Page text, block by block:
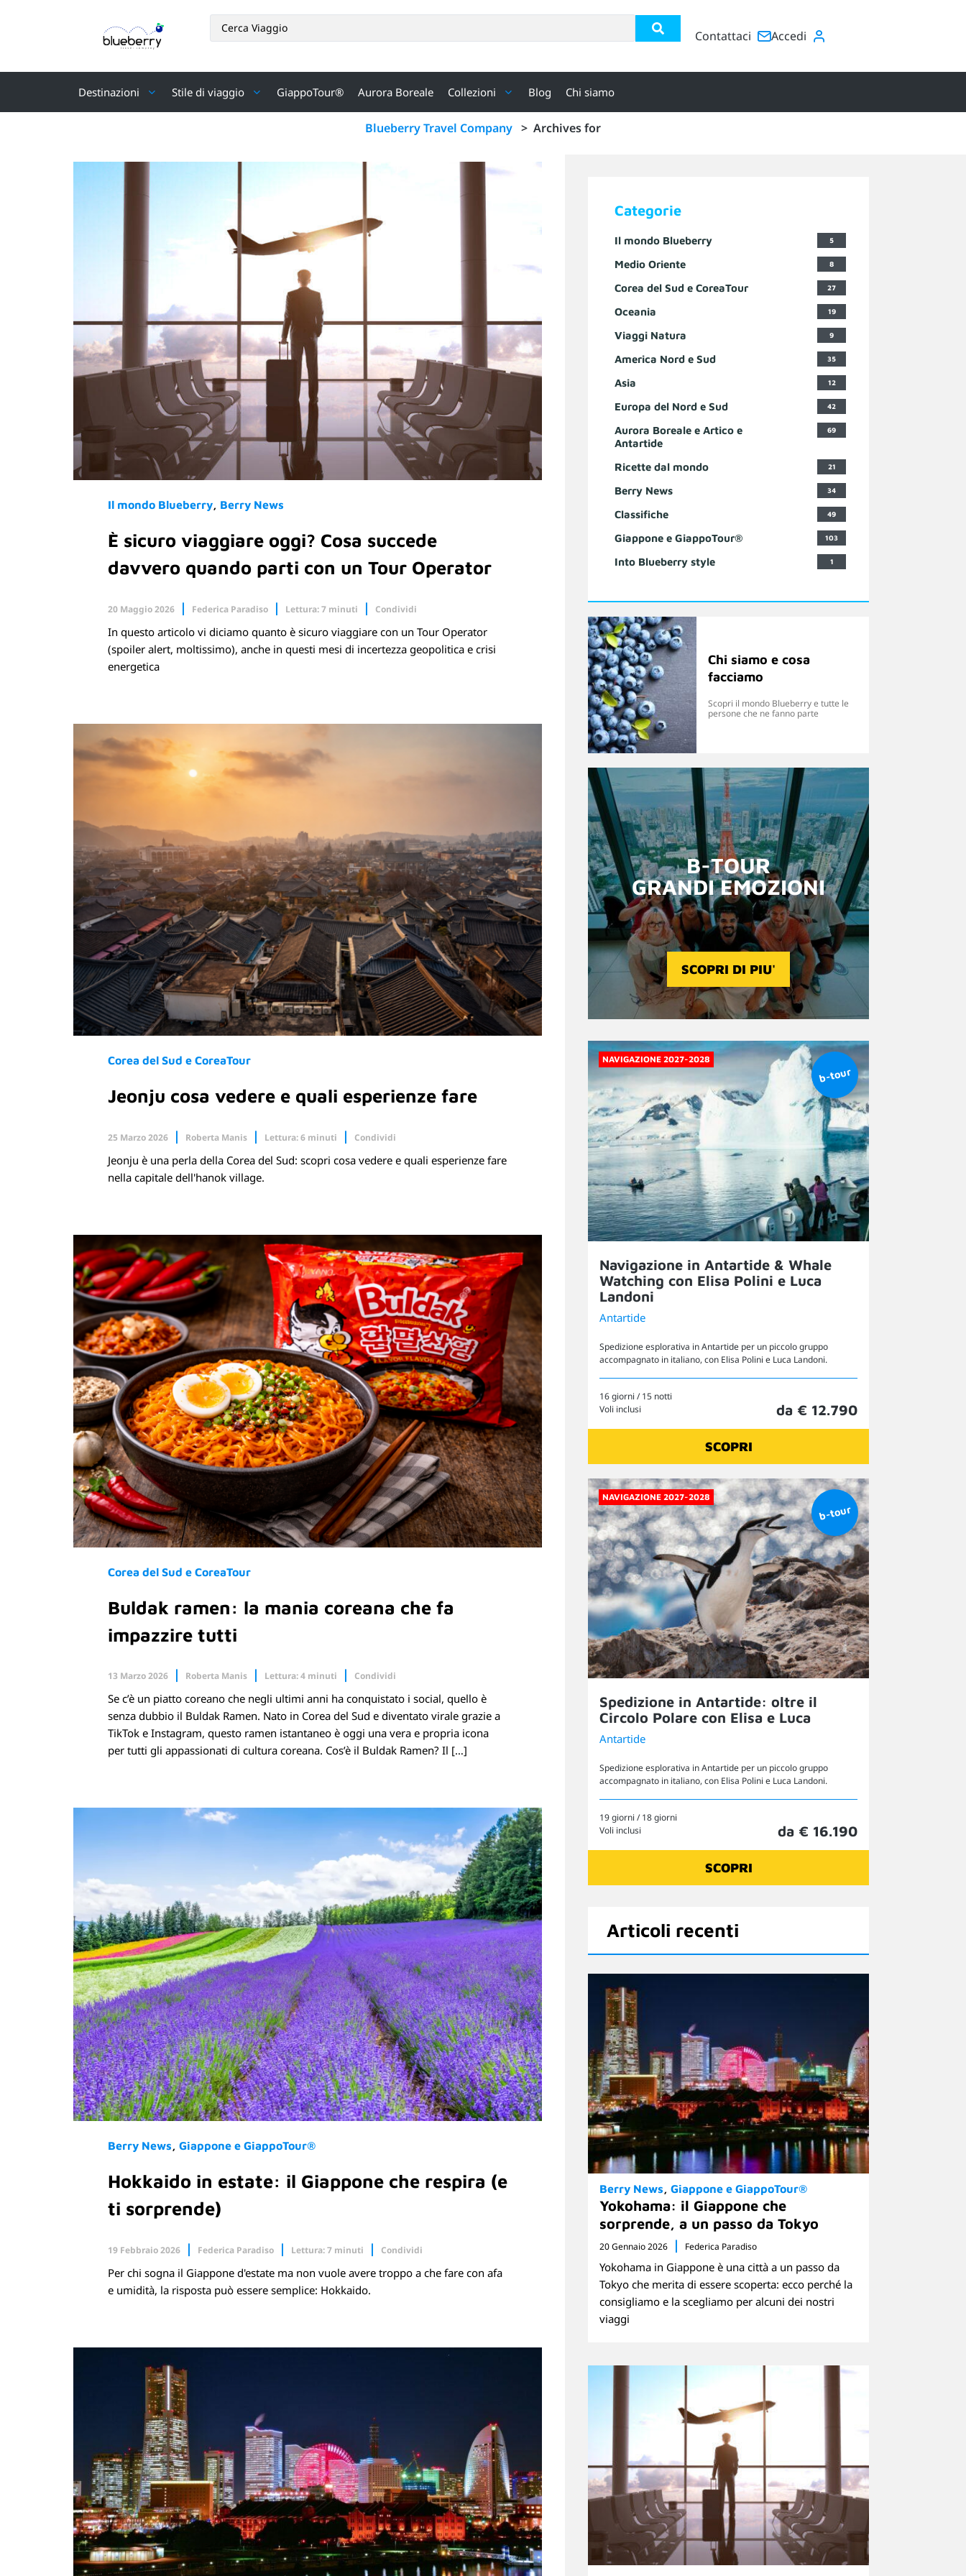
Contattaci Accedi
Destinazioni Stile di viaggio GiappoTour® Aurora Boreale Collezioni Blog Chi siamo
Blueberry Travel Company > Archives for
Il mondo Blueberry Berry News
È sicuro viaggiare oggi? Cosa succede
davvero quando parti con un Tour Operator
20 Maggio 2026 Federica Paradiso Lettura: 7 minuti Condividi
Facebook X.com Linkedin
In questo articolo vi diciamo quanto è sicuro viaggiare con un Tour Operator
(spoiler alert, moltissimo), anche in questi mesi di incertezza geopolitica e crisi
energetica
Corea del Sud e CoreaTour
Jeonju cosa vedere e quali esperienze fare
25 Marzo 2026 Roberta Manis Lettura: 6 minuti Condividi
Facebook X.com Linkedin
Jeonju è una perla della Corea del Sud: scopri cosa vedere e quali esperienze fare
nella capitale dell'hanok village.
Corea del Sud e CoreaTour
Buldak ramen: la mania coreana che fa
impazzire tutti
13 Marzo 2026 Roberta Manis Lettura: 4 minuti Condividi
Facebook X.com Linkedin
Se c’è un piatto coreano che negli ultimi anni ha conquistato i social, quello è
senza dubbio il Buldak Ramen. Nato in Corea del Sud e diventato virale grazie a
TikTok e Instagram, questo ramen istantaneo è oggi una vera e propria icona
per tutti gli appassionati di cultura coreana. Cos’è il Buldak Ramen? Il […]
Berry News Giappone e GiappoTour®
Hokkaido in estate: il Giappone che respira (e
ti sorprende)
19 Febbraio 2026 Federica Paradiso Lettura: 7 minuti Condividi
Facebook X.com Linkedin
Per chi sogna il Giappone d'estate ma non vuole avere troppo a che fare con afa
e umidità, la risposta può essere semplice: Hokkaido.
Categorie
Il mondo Blueberry 5
Medio Oriente 8
Corea del Sud e CoreaTour 27
Oceania 19
Viaggi Natura 9
America Nord e Sud 35
Asia 12
Europa del Nord e Sud 42
Aurora Boreale e Artico e
Antartide
69
Ricette dal mondo 21
Berry News 34
Classifiche 49
Giappone e GiappoTour® 103
Into Blueberry style 1
Chi siamo e cosa
facciamo
Scopri il mondo Blueberry e tutte le
persone che ne fanno parte
B-TOUR
GRANDI EMOZIONI
SCOPRI DI PIU'
NAVIGAZIONE 2027-2028
Navigazione in Antartide & Whale
Watching con Elisa Polini e Luca
Landoni
Antartide
Spedizione esplorativa in Antartide per un piccolo gruppo
accompagnato in italiano, con Elisa Polini e Luca Landoni.
16 giorni / 15 notti
Voli inclusi
da € 12.790
SCOPRI
NAVIGAZIONE 2027-2028
Spedizione in Antartide: oltre il
Circolo Polare con Elisa e Luca
Antartide
Spedizione esplorativa in Antartide per un piccolo gruppo
accompagnato in italiano, con Elisa Polini e Luca Landoni.
19 giorni / 18 giorni
Voli inclusi
da € 16.190
SCOPRI
Articoli recenti
Berry News Giappone e GiappoTour®
Yokohama: il Giappone che
sorprende, a un passo da Tokyo
20 Gennaio 2026 Federica Paradiso
Yokohama in Giappone è una città a un passo da
Tokyo che merita di essere scoperta: ecco perché la
consigliamo e la scegliamo per alcuni dei nostri
viaggi